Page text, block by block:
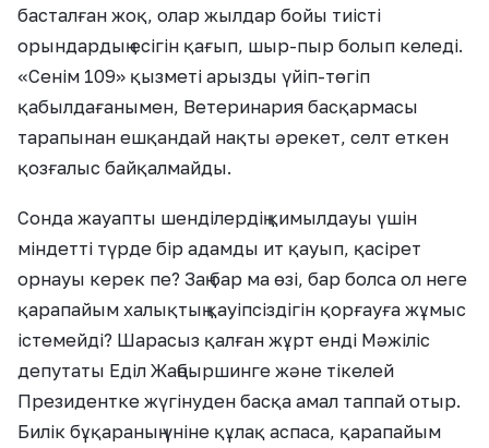
басталған жоқ, олар жылдар бойы тиісті
орындардың есігін қағып, шыр-пыр болып келеді.
«Сенім 109» қызметі арызды үйіп-төгіп
қабылдағанымен, Ветеринария басқармасы
тарапынан ешқандай нақты әрекет, селт еткен
қозғалыс байқалмайды.
Сонда жауапты шенділердің қимылдауы үшін
міндетті түрде бір адамды ит қауып, қасірет
орнауы керек пе? Заң бар ма өзі, бар болса ол неге
қарапайым халықтың қауіпсіздігін қорғауға жұмыс
істемейді? Шарасыз қалған жұрт енді Мәжіліс
депутаты Еділ Жаңбыршинге және тікелей
Президентке жүгінуден басқа амал таппай отыр.
Билік бұқараның үніне құлақ аспаса, қарапайым